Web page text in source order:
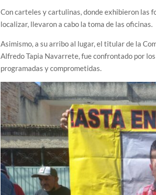
Con carteles y cartulinas, donde exhibieron las
localizar, llevaron a cabo la toma de las oficinas.
Asimismo, a su arribo al lugar, el titular de la
Alfredo Tapia Navarrete, fue confrontado por
programadas y comprometidas.